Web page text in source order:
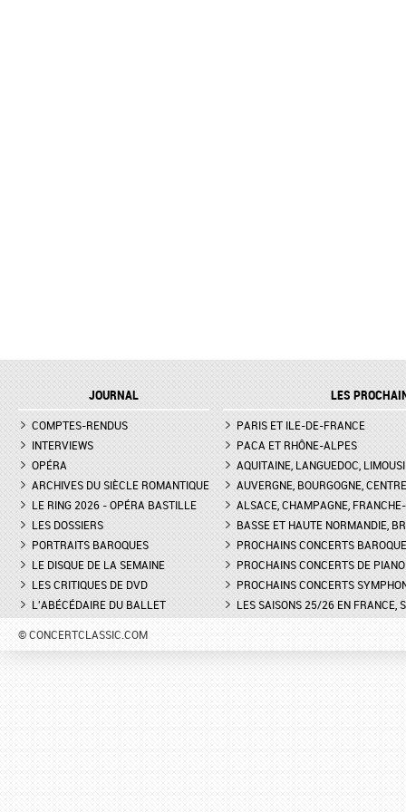
JOURNAL
COMPTES-RENDUS
INTERVIEWS
OPÉRA
ARCHIVES DU SIÈCLE ROMANTIQUE
LE RING 2026 - OPÉRA BASTILLE
LES DOSSIERS
PORTRAITS BAROQUES
LE DISQUE DE LA SEMAINE
LES CRITIQUES DE DVD
L'ABÉCÉDAIRE DU BALLET
LES
PARIS ET ILE-DE-FRANCE
PACA ET RHÔNE-ALPES
AQUITAINE, LANGUEDOC,
AUVERGNE, BOURGOGNE, CENTRE
ALSACE, CHAMPAGNE,
BASSE ET HAUTE NORMANDIE,
PROCHAINS CONCERTS
PROCHAINS CONCERTS DE PIANO
PROCHAINS CONCERTS
LES SAISONS 25/26 EN FRANCE,
© CONCERTCLASSIC.COM